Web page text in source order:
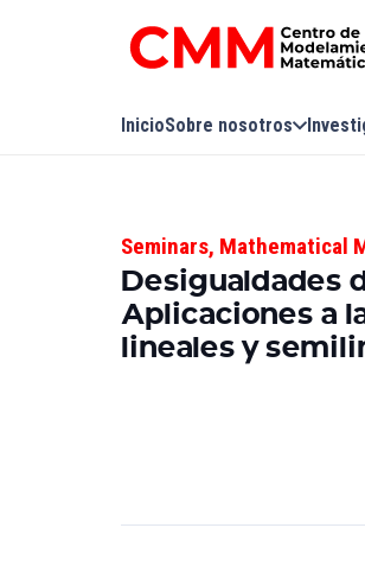
InicioSobre nosotros
Seminars, Mathematical
Desigualdades
Aplicaciones a
lineales y